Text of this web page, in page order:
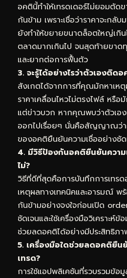
อคตินี้ทำให้เทรดเดอร์ไม่ยอมตัด
กันข้าม เพราะเชื่อว่าราคาจะกลั
ยังทำให้ขยายขนาดล็อตใหญ่เกิน
ตลาดมากเกินไป จนสุดท้ายขาด
และยากต่อการฟื้นตัว
3. จะรู้ได้อย่างไรว่าตัวเองติด
สังเกตได้จากการที่คุณมักหาเห
ราคาเคลื่อนไหวไม่ตรงไฟล์ หรือ
แต่ข่าวบวก หากคุณพบว่าตัวเอ
ออกไปเรื่อยๆ นั่นคือสัญญาณว่
ของอคติยืนยันความเชื่ออย่างชัด
4. มีวิธีป้องกันอคติยืนยันความ
ไม่?
วิธีที่ดีที่สุดคือการบันทึกการเทร
เหตุผลทางเทคนิคและอารมณ์ พ
กันข้ามอย่างจงใจก่อนเปิด
ชัดเจนและใช้เครื่องมือวิเคราะห์
ช่วยลดอคติได้อย่างมีประสิทธิภา
5. เครื่องมือใดช่วยลดอคติยืน
เทรด?
การใช้แอปพลิเคชันที่รวบรวมข้อ